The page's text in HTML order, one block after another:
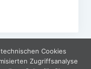
Cookies
Zugriffsanalyse